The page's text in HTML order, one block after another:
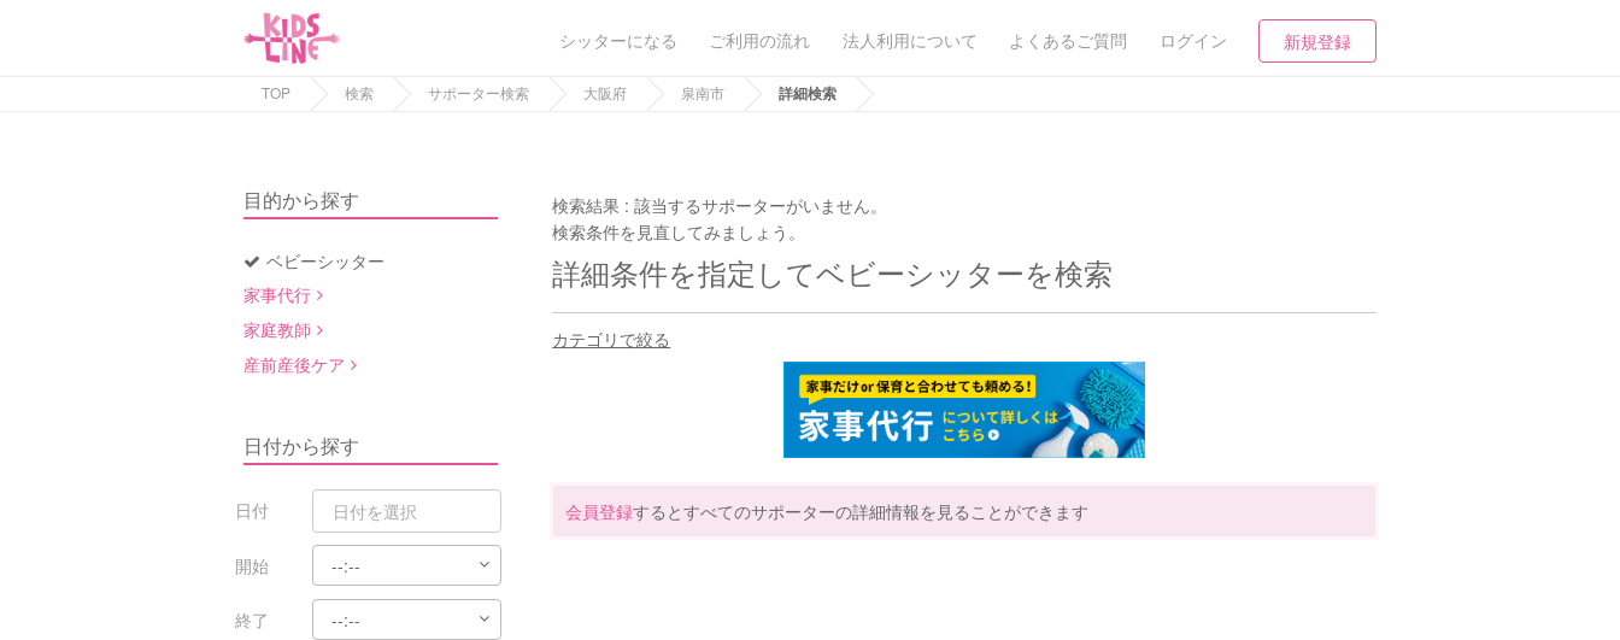
シッターになる ご利用の流れ 法人利用について よくあるご質問 ログイン 新規登録
TOP 検索 サポーター検索 大阪府 泉南市 詳細検索
目的から探す
ベビーシッター
家事代行
家庭教師
産前産後ケア
日付から探す
日付
開始
終了
検索結果 :該当するサポーターがいません。
検索条件を見直してみましょう。
詳細条件を指定してベビーシッターを検索
カテゴリで絞る
会員登録するとすべてのサポーターの詳細情報を見ることができます